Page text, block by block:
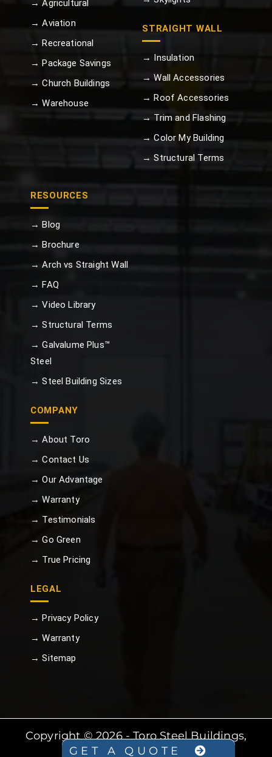
GET A QUOTE
→ Agricultural
→ Aviation
→ Recreational
→ Package Savings
→ Church Buildings
→ Warehouse
STRAIGHT WALL
→ Insulation
→ Wall Accessories
→ Roof Accessories
→ Trim and Flashing
→ Color My Building
→ Structural Terms
RESOURCES
→ Blog
→ Brochure
→ Arch vs Straight Wall
→ FAQ
→ Video Library
→ Structural Terms
→ Galvalume Plus™
Steel
→ Steel Building Sizes
COMPANY
→ About Toro
→ Contact Us
→ Our Advantage
→ Warranty
→ Testimonials
→ Go Green
→ True Pricing
LEGAL
→ Privacy Policy
→ Warranty
→ Sitemap
Copyright © 2026 - Toro Steel Buildings,
All Rights Reserved.